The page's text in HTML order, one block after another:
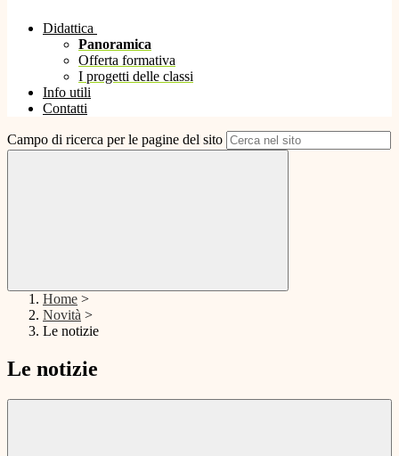
Didattica
Panoramica
Offerta formativa
I progetti delle classi
Info utili
Contatti
Campo di ricerca per le pagine del sito
Home >
Novità >
Le notizie
Le notizie